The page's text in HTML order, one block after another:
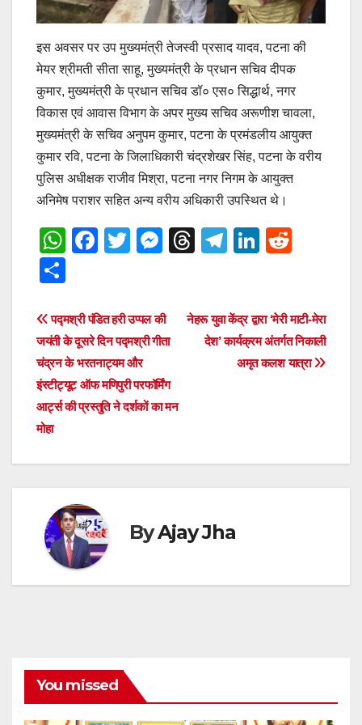
इस अवसर पर उप मुख्यमंत्री तेजस्वी प्रसाद यादव, पटना की
मेयर श्रीमती सीता साहू, मुख्यमंत्री के प्रधान सचिव दीपक
कुमार, मुख्यमंत्री के प्रधान सचिव डॉ० एस० सिद्धार्थ, नगर
विकास एवं आवास विभाग के अपर मुख्य सचिव अरूणीश चावला,
मुख्यमंत्री के सचिव अनुपम कुमार, पटना के प्रमंडलीय आयुक्त
कुमार रवि, पटना के जिलाधिकारी चंद्रशेखर सिंह, पटना के वरीय
पुलिस अधीक्षक राजीव मिश्रा, पटना नगर निगम के आयुक्त
अनिमेष पराशर सहित अन्य वरीय अधिकारी उपस्थित थे।
W
s
A
p
p
F
e
b
o
o
k
T
er
M
e
n
g
er
T
a
d
T
gr
a
m
Li
e
dI
n
di
t
ar
e
Post
navigation
नेहरू युवा केंद्र द्वारा ‘मेरी माटी-मेरा
देश’ कार्यक्रम अंतर्गत निकाली
अमृत कलश यात्रा
पद्मश्री पंडित हरी उप्पल की
जयंती के दूसरे दिन पद्मश्री गीता
चंद्रन के भरतनाट्यम और
इंस्टीट्यूट ऑफ मणिपुरी परफॉर्मिंग
आर्ट्स की प्रस्तुति ने दर्शकों का मन
मोहा
ByAjay Jha
You missed